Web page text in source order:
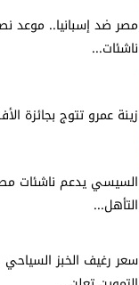
مصر ضد إسبانيا.. موعد
ناشئات...
زينة عمرو تتوج بجائزة
السيسي يدعم ناشئات
التأهل...